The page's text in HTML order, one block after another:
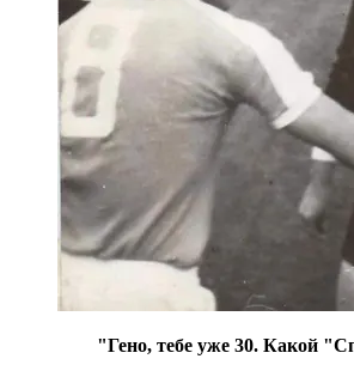
"Гено, тебе уже 30. Какой